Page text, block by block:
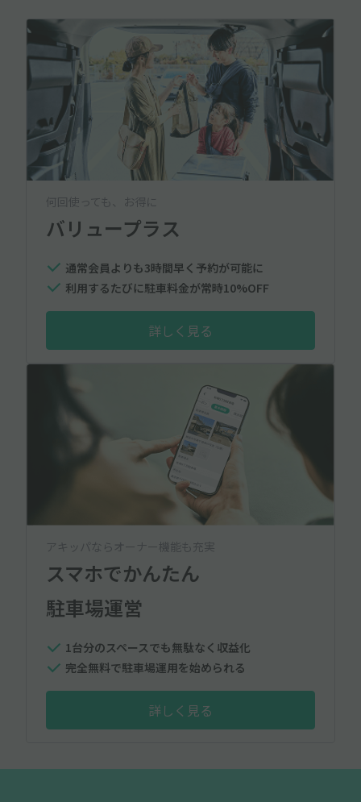
何回使っても、お得に
バリュープラス
通常会員よりも3時間早く予約が可能に
利用するたびに駐車料金が常時10%OFF
詳しく見る
アキッパならオーナー機能も充実
スマホでかんたん
駐車場運営
1台分のスペースでも無駄なく収益化
完全無料で駐車場運用を始められる
詳しく見る